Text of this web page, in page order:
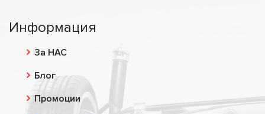
Информация
За НАС
Блог
Промоции